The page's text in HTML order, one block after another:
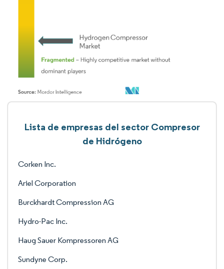
Lista de empresas del sector Compresor
de Hidrógeno
Corken Inc.
Ariel Corporation
Burckhardt Compression AG
Hydro-Pac Inc.
Haug Sauer Kompressoren AG
Sundyne Corp.